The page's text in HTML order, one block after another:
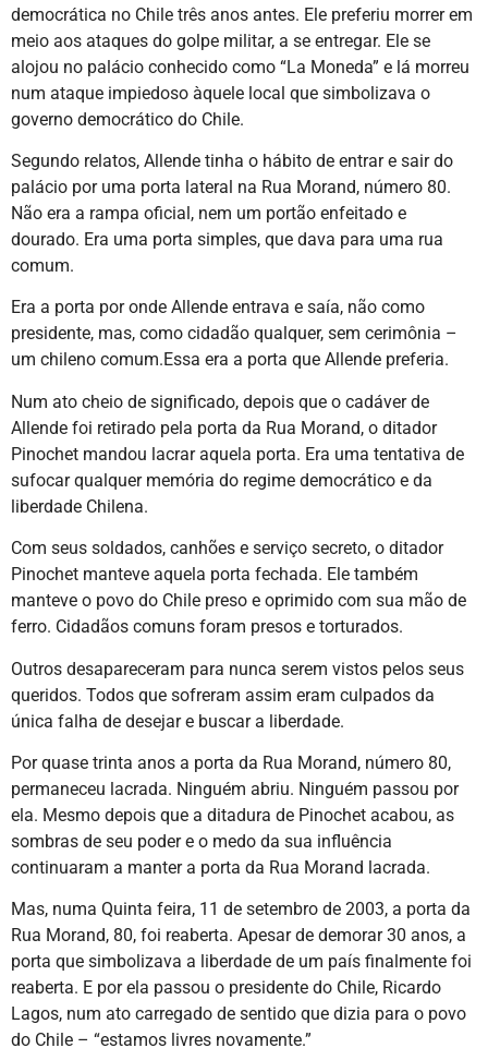
democrática no Chile três anos antes. Ele preferiu morrer em
meio aos ataques do golpe militar, a se entregar. Ele se
alojou no palácio conhecido como “La Moneda” e lá morreu
num ataque impiedoso àquele local que simbolizava o
governo democrático do Chile.
Segundo relatos, Allende tinha o hábito de entrar e sair do
palácio por uma porta lateral na Rua Morand, número 80.
Não era a rampa oficial, nem um portão enfeitado e
dourado. Era uma porta simples, que dava para uma rua
comum.
Era a porta por onde Allende entrava e saía, não como
presidente, mas, como cidadão qualquer, sem cerimônia –
um chileno comum.Essa era a porta que Allende preferia.
Num ato cheio de significado, depois que o cadáver de
Allende foi retirado pela porta da Rua Morand, o ditador
Pinochet mandou lacrar aquela porta. Era uma tentativa de
sufocar qualquer memória do regime democrático e da
liberdade Chilena.
Com seus soldados, canhões e serviço secreto, o ditador
Pinochet manteve aquela porta fechada. Ele também
manteve o povo do Chile preso e oprimido com sua mão de
ferro. Cidadãos comuns foram presos e torturados.
Outros desapareceram para nunca serem vistos pelos seus
queridos. Todos que sofreram assim eram culpados da
única falha de desejar e buscar a liberdade.
Por quase trinta anos a porta da Rua Morand, número 80,
permaneceu lacrada. Ninguém abriu. Ninguém passou por
ela. Mesmo depois que a ditadura de Pinochet acabou, as
sombras de seu poder e o medo da sua influência
continuaram a manter a porta da Rua Morand lacrada.
Mas, numa Quinta feira, 11 de setembro de 2003, a porta da
Rua Morand, 80, foi reaberta. Apesar de demorar 30 anos, a
porta que simbolizava a liberdade de um país finalmente foi
reaberta. E por ela passou o presidente do Chile, Ricardo
Lagos, num ato carregado de sentido que dizia para o povo
do Chile – “estamos livres novamente.”